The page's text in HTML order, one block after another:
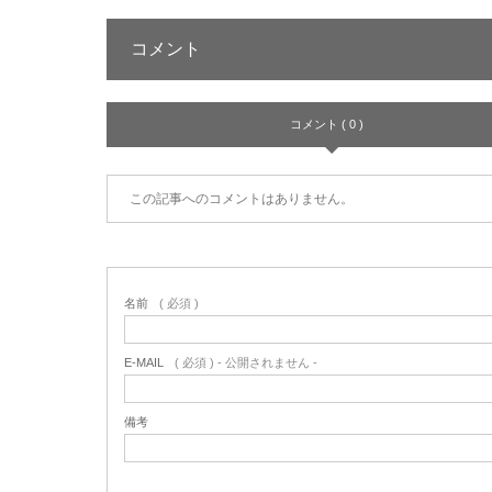
コメント
コメント ( 0 )
この記事へのコメントはありません。
名前 ( 必須 )
E-MAIL ( 必須 ) - 公開されません -
備考